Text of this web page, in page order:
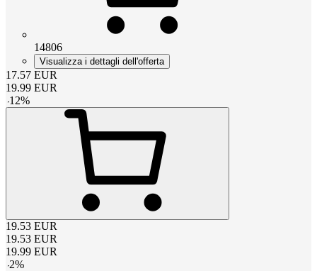
14806
Visualizza i dettagli dell'offerta
17.57 EUR
19.99 EUR
-12%
19.53 EUR
19.53 EUR
19.99 EUR
-2%